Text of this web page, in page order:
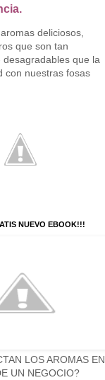
deliciosos,
que son tan
desagradables que la
con nuestras fosas
NUEVO EBOOK!!!
LOS AROMAS EN
UN NEGOCIO?